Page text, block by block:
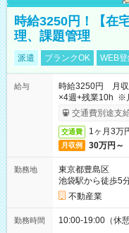
時給3250円！【在
理、課題管理
派遣 ブランクOK WEB
給与
時給3250円 月収
×4週+残業10h ※
交通費別途支
交通費 1ヶ月3万
月収例 30万円～
勤務地
東京都豊島区
池袋駅から徒歩5
不動産業
勤務時間 10:00-19:00（休